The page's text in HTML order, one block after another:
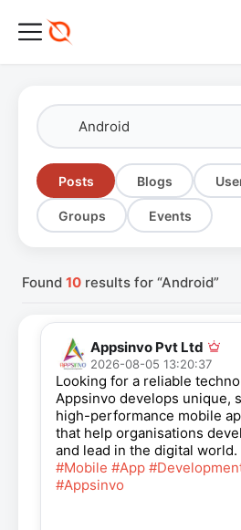
Posts Blogs
Groups Events
Found 10 results for “Android”
Appsinvo Pvt Ltd
2026-08-05 13:20:37
Looking for a reliable
Appsinvo develops unique,
high-performance mobile
that help organisations
and lead in the digital world.
#Mobile #App
#Appsinvo